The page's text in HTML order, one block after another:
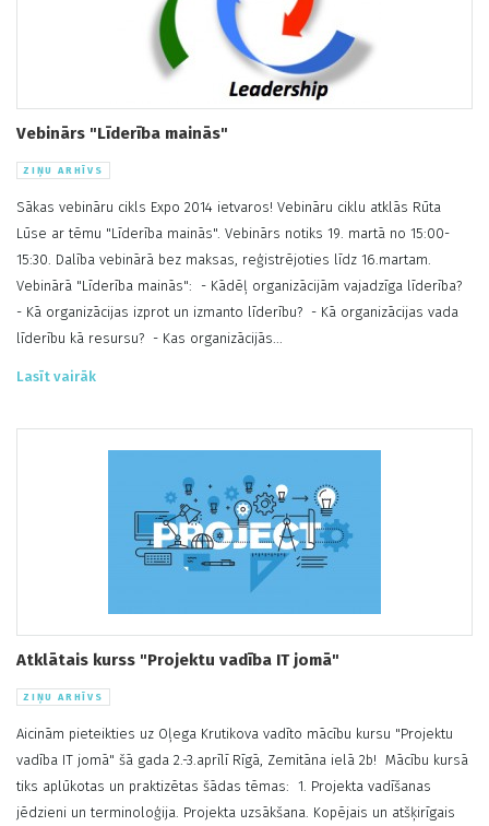
Vebinārs "Līderība mainās"
ZIŅU ARHĪVS
Sākas vebināru cikls Expo 2014 ietvaros! Vebināru ciklu atklās Rūta
Lūse ar tēmu "Līderība mainās". Vebinārs notiks 19. martā no 15:00-
15:30. Dalība vebinārā bez maksas, reģistrējoties līdz 16.martam.
Vebinārā "Līderība mainās": - Kādēļ organizācijām vajadzīga līderība?
- Kā organizācijas izprot un izmanto līderību? - Kā organizācijas vada
līderību kā resursu? - Kas organizācijās...
Lasīt vairāk
Atklātais kurss "Projektu vadība IT jomā"
ZIŅU ARHĪVS
Aicinām pieteikties uz Oļega Krutikova vadīto mācību kursu "Projektu
vadība IT jomā" šā gada 2.-3.aprīlī Rīgā, Zemitāna ielā 2b! Mācību kursā
tiks aplūkotas un praktizētas šādas tēmas: 1. Projekta vadīšanas
jēdzieni un terminoloģija. Projekta uzsākšana. Kopējais un atšķirīgais